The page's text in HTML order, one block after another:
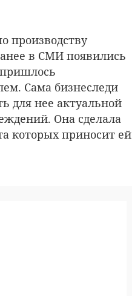
производству
в СМИ появились
Сама бизнеследи
для нее актуальной
Она сделала
которых приносит ей